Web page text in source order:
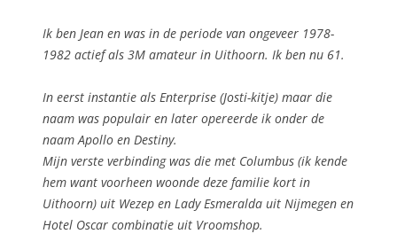
Ik ben Jean en was in de periode van ongeveer 1978-
1982 actief als 3M amateur in Uithoorn. Ik ben nu 61.
In eerst instantie als Enterprise (Josti-kitje) maar die
naam was populair en later opereerde ik onder de
naam Apollo en Destiny.
Mijn verste verbinding was die met Columbus (ik kende
hem want voorheen woonde deze familie kort in
Uithoorn) uit Wezep en Lady Esmeralda uit Nijmegen en
Hotel Oscar combinatie uit Vroomshop.